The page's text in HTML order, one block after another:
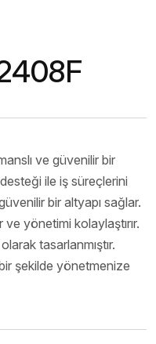
ve güvenilir bir
ile iş süreçlerini
bir altyapı sağlar.
yönetimi kolaylaştırır.
tasarlanmıştır.
şekilde yönetmenize